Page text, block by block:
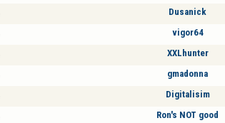
Dusanick
vigor64
XXLhunter
gmadonna
Digitalisim
Ron's NOT good